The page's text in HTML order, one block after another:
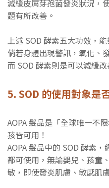
減緩皮屑芽孢菌發炎狀況，
題有所改善。
上述 SOD 酵素五大功效，
倘若身體出現警訊，氧化、
而 SOD 酵素則是可以減緩改
5. SOD 的使用對象是
AOPA 髮品是「全球唯一不
孩皆可用！
AOPA 髮品中的 SOD 酵素
都可使用，無論嬰兒、孩童
敏，即使發炎肌膚、敏感肌